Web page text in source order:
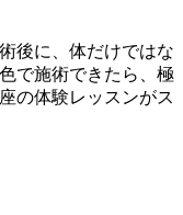
後に、体だけではな
で施術できたら、極
の体験レッスンがス